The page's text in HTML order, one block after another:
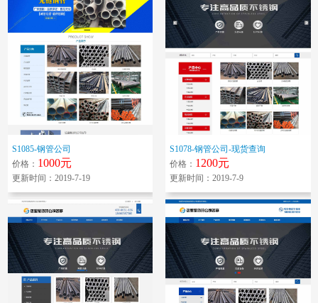
S1085-钢管公司
价格： 1000元
更新时间：2019-7-19
S1078-钢管公司-现货查询
价格： 1200元
更新时间：2019-7-9